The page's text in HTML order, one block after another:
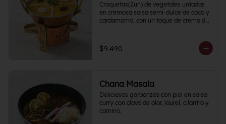
Croquetas(2un) de vegetales untadas
en cremosa salsa semi-dulce de coco y
cardamomo, con un toque de crema de
$9.490
Chana Masala
Deliciosos garbanzos con piel en salsa
curry con clavo de olor, laurel, cilantro y
comino.